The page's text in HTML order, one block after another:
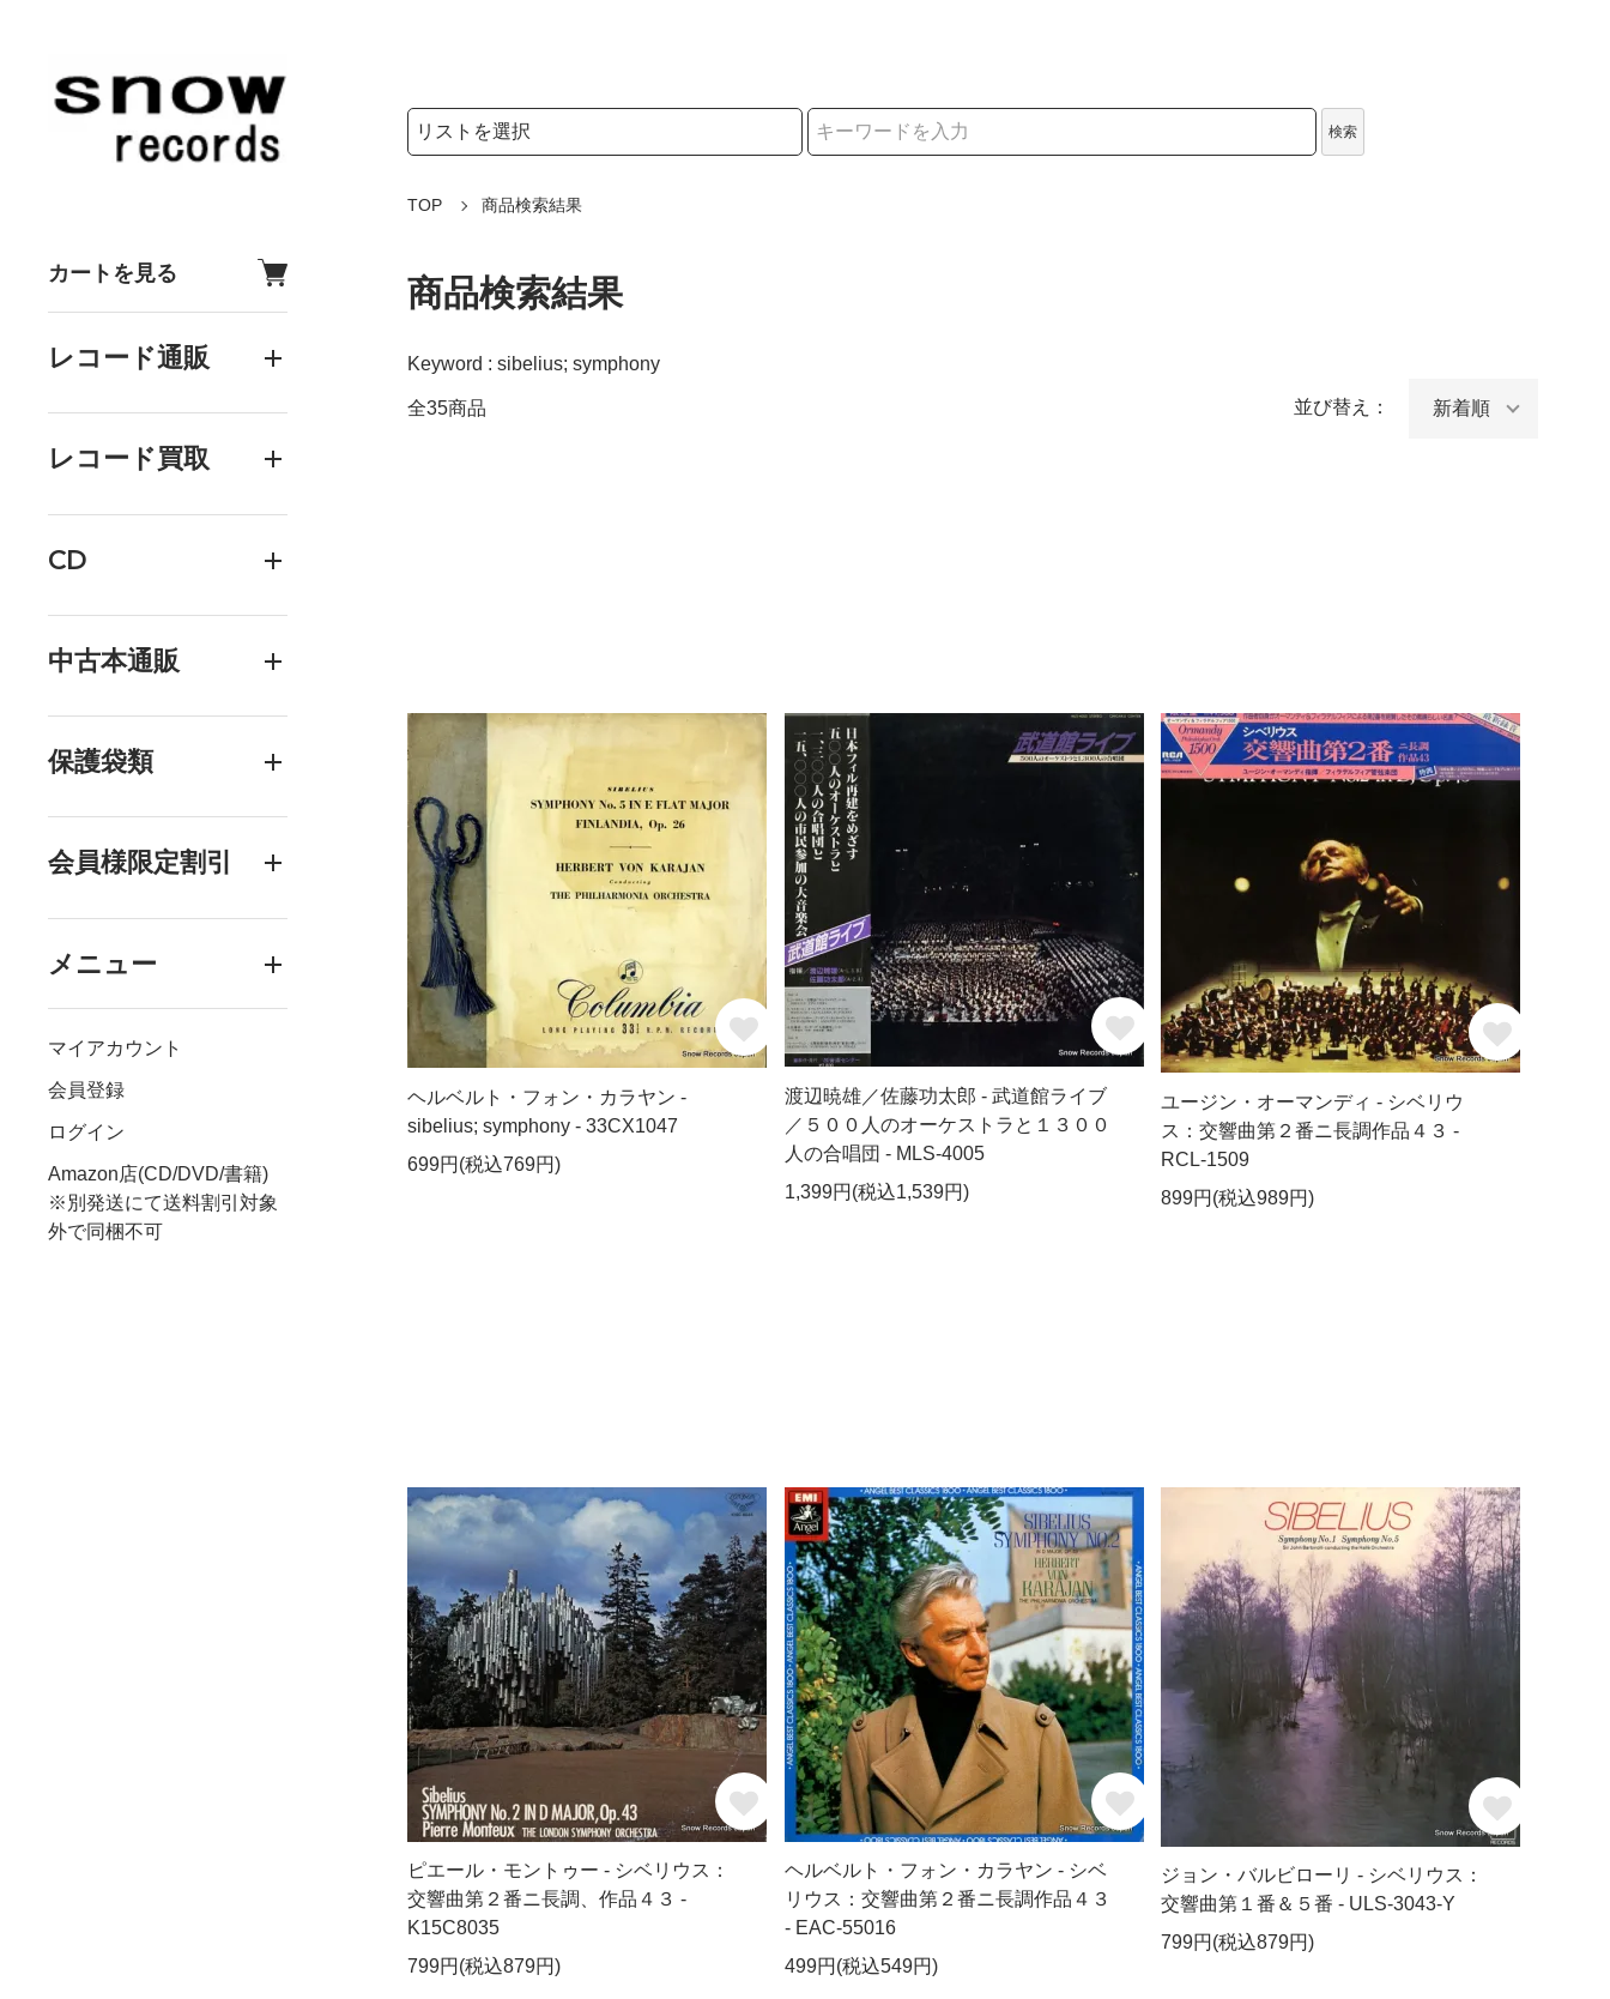
カートを見る
レコード通販
レコード買取
CD
中古本通販
保護袋類
会員様限定割引
メニュー
マイアカウント
会員登録
ログイン
Amazon店(CD/DVD/書籍)
※別発送にて送料割引対象
外で同梱不可
検索リストの選択
検索
TOP 商品検索結果
商品検索結果
Keyword : sibelius; symphony
全35商品 並び替え：
ヘルベルト・フォン・カラヤン -
sibelius; symphony - 33CX1047
699円(税込769円)
渡辺暁雄／佐藤功太郎 - 武道館ライブ
／５００人のオーケストラと１３００
人の合唱団 - MLS-4005
1,399円(税込1,539円)
ユージン・オーマンディ - シベリウ
ス：交響曲第２番ニ長調作品４３ -
RCL-1509
899円(税込989円)
ピエール・モントゥー - シベリウス：
交響曲第２番ニ長調、作品４３ -
K15C8035
799円(税込879円)
ヘルベルト・フォン・カラヤン - シベ
リウス：交響曲第２番ニ長調作品４３
- EAC-55016
499円(税込549円)
ジョン・バルビローリ - シベリウス：
交響曲第１番＆５番 - ULS-3043-Y
799円(税込879円)